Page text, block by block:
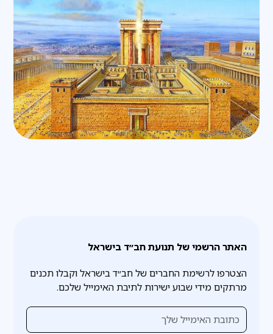
האתר הרשמי של תנועת חב״ד בישראל
הצטרפו לרשימת החברים של חב״ד בישראל וקבלו תכנים
מרתקים מידי שבוע ישירות לתיבת האימייל שלכם.